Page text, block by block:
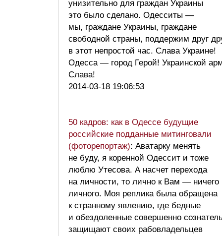
унизительно для граждан Украины
это было сделано. Одесситы —
мы, граждане Украины, граждане
свободной страны, поддержим друг
в этот непростой час. Слава Украине!
Одесса — город Герой! Украинской
Слава!
2014-03-18 19:06:53
50 кадров: как в Одессе будущие
российские подданные митинговали
(фоторепортаж): Аватарку менять
не буду, я коренной Одессит и тоже
люблю Утесова. А насчет перехода
на личности, то лично к Вам — ничего
личного. Моя реплика была обращена
к странному явлению, где бедные
и обездоленные совершенно
защищают своих рабовладельцев